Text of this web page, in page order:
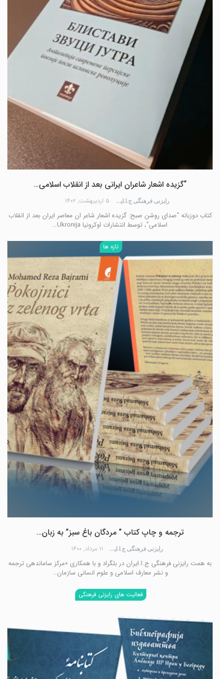
“گزیده اشعار شاعران ایرانی بعد از انقلاب اسلامی…
رایزنی فرهنگی ج.ا.ایران ۵ اردیبهشت, ۱۴۰۲
کتاب دوزبانه "صدای روشن صبح: گزیده اشعار شاعر ان معاصر ایران بعد از انقلاب
اسلامی"، توسط انتشارات اوکرونیا Ukronija…
تازه ها
ترجمه و چاپ کتاب ” مردگان باغ سبز” به زبان…
رایزنی فرهنگی ج.ا.ایران ۱۱ مرداد, ۱۴۰۰
به همت رایزنی فرهنگی ج.ا.ایران در بلگراد و با همکاری «مرکز ساماندهی ترجمه
و نشر معارف اسلامی و علوم انسانی سازمان…
فعالیت های رایزنی فرهنگی